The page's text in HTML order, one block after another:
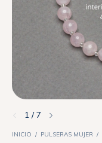
1 /7
INICIO / PULSERAS MUJER /